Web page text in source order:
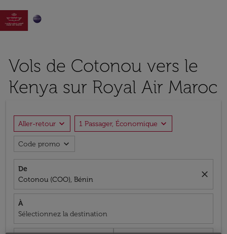

Vols de Cotonou vers le
Kenya sur Royal Air Maroc
Aller-retour expand_more 1 Passager, Économique expand_more
Code promo expand_more
De
Cotonou (COO), Bénin
close
À
Sélectionnez la destination